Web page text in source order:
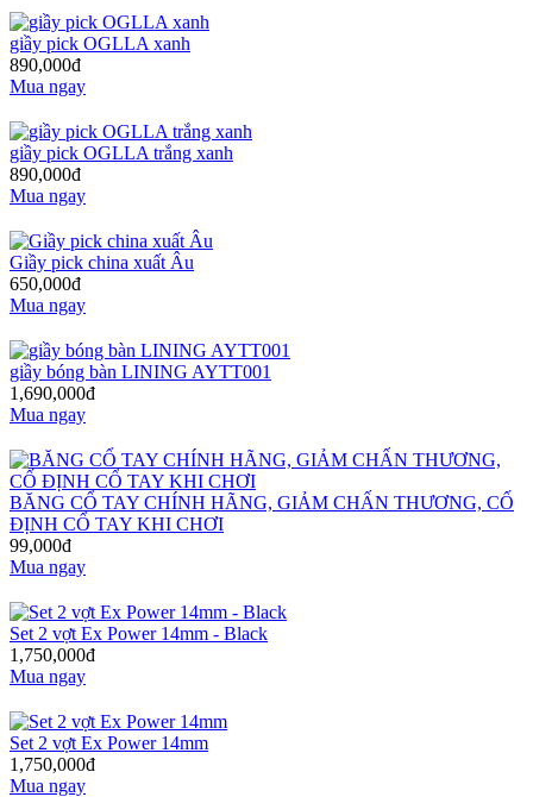
giầy pick OGLLA xanh
890,000đ
Mua ngay
giầy pick OGLLA trắng xanh
890,000đ
Mua ngay
Giầy pick china xuất Âu
650,000đ
Mua ngay
giầy bóng bàn LINING AYTT001
1,690,000đ
Mua ngay
BĂNG CỔ TAY CHÍNH HÃNG, GIẢM CHẤN THƯƠNG, CỐ
ĐỊNH CỔ TAY KHI CHƠI
99,000đ
Mua ngay
Set 2 vợt Ex Power 14mm - Black
1,750,000đ
Mua ngay
Set 2 vợt Ex Power 14mm
1,750,000đ
Mua ngay